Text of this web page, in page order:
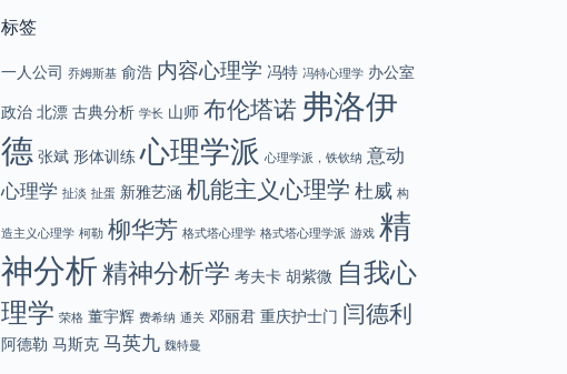
15:22
类
标签
一人公司 乔姆斯基 俞浩 内容心理学 冯特 冯特心理学 办公室
政治 北漂 古典分析 学长 山师 布伦塔诺 弗洛伊
德 张斌 形体训练 心理学派 心理学派，铁钦纳 意动
心理学 扯淡 扯蛋 新雅艺涵 机能主义心理学 杜威 构
造主义心理学 柯勒 柳华芳 格式塔心理学 格式塔心理学派 游戏 精
神分析精神分析学 考夫卡 胡紫微 自我心
理学 荣格 董宇辉 费希纳 通关 邓丽君 重庆护士门 闫德利
阿德勒 马斯克 马英九 魏特曼